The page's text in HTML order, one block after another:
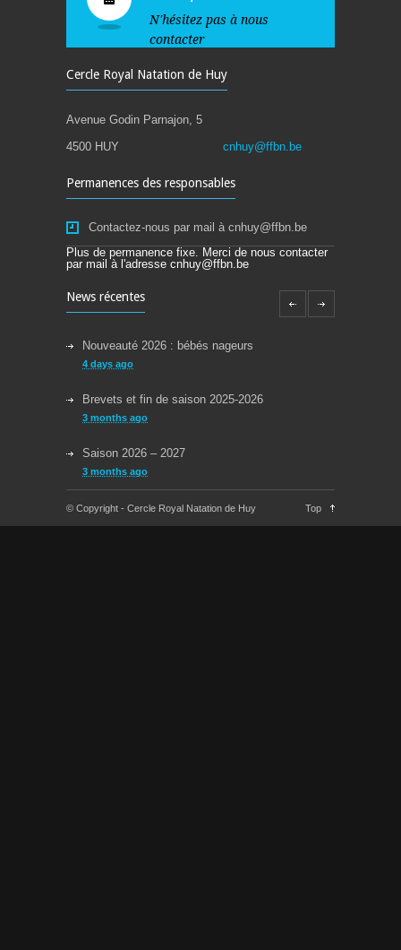
N'hésitez pas à nous
contacter
Cercle Royal Natation de Huy
Avenue Godin Parnajon, 5
4500 HUY
cnhuy@ffbn.be
Permanences des responsables
Contactez-nous par mail à cnhuy@ffbn.be
Plus de permanence fixe. Merci de nous contacter
par mail à l'adresse cnhuy@ffbn.be
News récentes
Nouveauté 2026 : bébés nageurs
4 days ago
Brevets et fin de saison 2025-2026
3 months ago
Saison 2026 – 2027
3 months ago
Reprise des cours la semaine du 08/09/2025
11 months ago
© Copyright - Cercle Royal Natation de Huy Top